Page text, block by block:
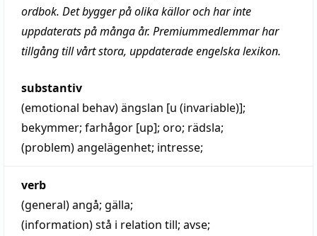
ordbok. Det bygger på olika källor och har inte
uppdaterats på många år. Premiummedlemmar har
tillgång till vårt stora, uppdaterade engelska lexikon.
substantiv
(emotional behav)ängslan [u (invariable)];
bekymmer; farhågor [up]; oro; rädsla;
(problem)angelägenhet; intresse;
verb
(general)angå; gälla;
(information)stå i relation till; avse;